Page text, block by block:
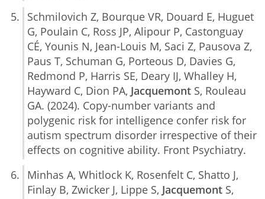
Schmilovich Z, Bourque VR, Douard E, Huguet
G, Poulain C, Ross JP, Alipour P, Castonguay
CÉ, Younis N, Jean-Louis M, Saci Z, Pausova Z,
Paus T, Schuman G, Porteous D, Davies G,
Redmond P, Harris SE, Deary IJ, Whalley H,
Hayward C, Dion PA, Jacquemont S, Rouleau
GA. (2024). Copy-number variants and
polygenic risk for intelligence confer risk for
autism spectrum disorder irrespective of their
effects on cognitive ability. Front Psychiatry.
Minhas A, Whitlock K, Rosenfelt C, Shatto J,
Finlay B, Zwicker J, Lippe S, Jacquemont S,